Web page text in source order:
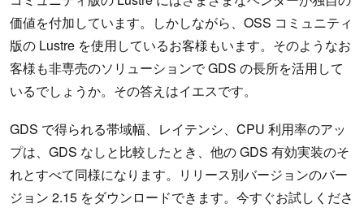
価値を付加しています。しかしながら、OSS コミュニティ
版の Lustre を使用しているお客様もいます。そのようなお
客様も非専売のソリューションで GDS の長所を活用して
いるでしょうか。その答えはイエスです。
GDS で得られる帯域幅、レイテンシ、CPU 利用率のアッ
プは、GDS なしと比較したとき、他の GDS 有効実装のそ
れとすべて同様になります。リリース別バージョンのバー
ジョン 2.15 をダウンロードできます。今すぐお試しくださ